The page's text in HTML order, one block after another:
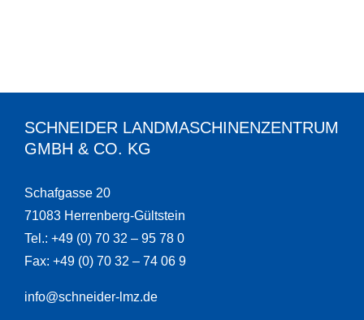
SCHNEIDER LANDMASCHINENZENTRUM
GMBH & CO. KG
Schafgasse 20
71083 Herrenberg-Gültstein
Tel.: +49 (0) 70 32 – 95 78 0
Fax: +49 (0) 70 32 – 74 06 9
info@schneider-lmz.de